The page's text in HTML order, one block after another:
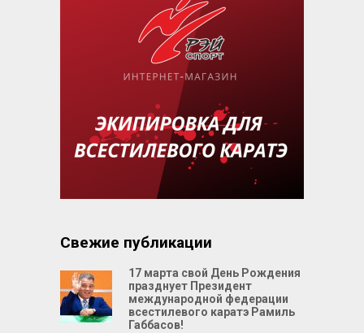
Свежие публикации
17 марта свой День Рождения
празднует Президент
международной федерации
всестилевого каратэ Рамиль
Габбасов!